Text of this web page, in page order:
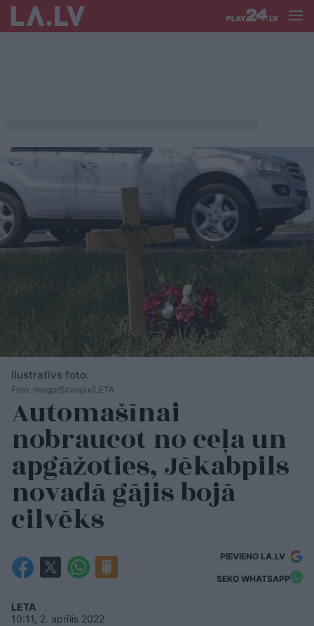
Ilustratīvs foto.
Foto: Imago/Scanpix/LETA
Automašīnai
nobraucot no ceļa un
apgāžoties, Jēkabpils
novadā gājis bojā
cilvēks
PIEVIENO LA.LV
SEKO WHATSAPP
LETA
10:11, 2. aprīlis 2022